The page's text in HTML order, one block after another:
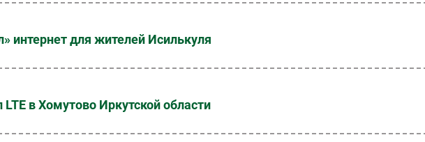
интернет для жителей Исилькуля
в Хомутово Иркутской области